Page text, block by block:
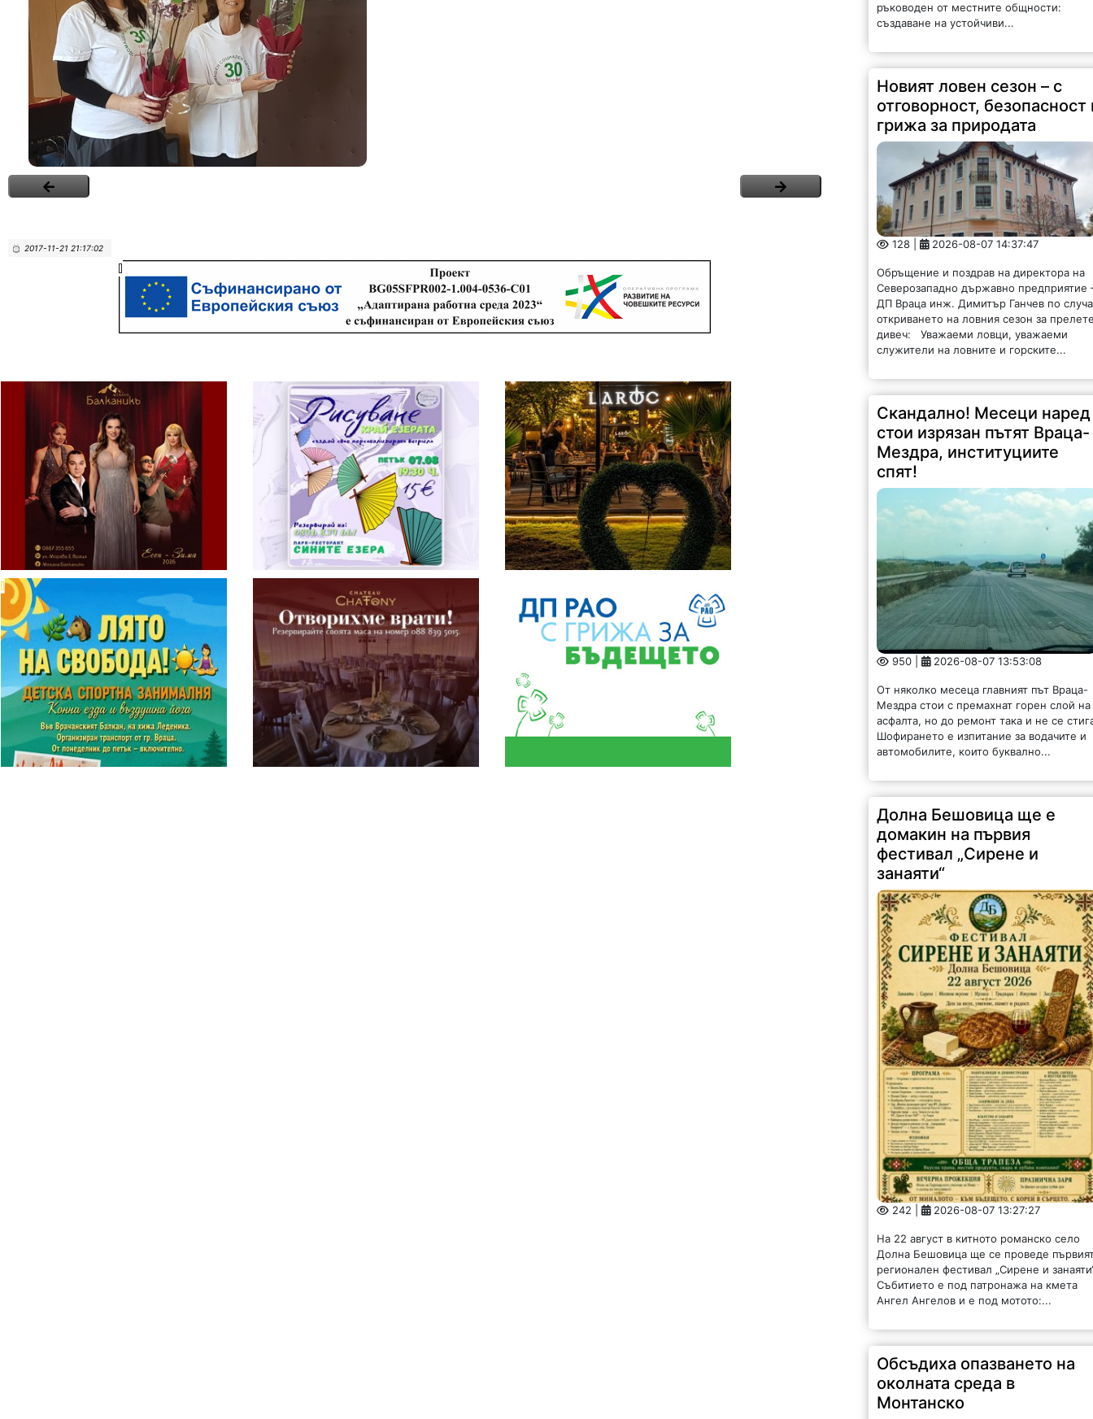
2017-11-21 21:17:02
ръководен от местните общности:
създаване на устойчиви...
Новият ловен сезон – с
отговорност, безопасност
грижа за природата
128 | 2026-08-07 14:37:47
Обръщение и поздрав на директора на
Северозападно държавно предприятие
ДП Враца инж. Димитър Ганчев по
откриването на ловния сезон за
дивеч: Уважаеми ловци, уважаеми
служители на ловните и горските...
Скандално! Месеци наред
стои изрязан пътят Враца-
Мездра, институциите
спят!
950 | 2026-08-07 13:53:08
От няколко месеца главният път Враца-
Мездра стои с премахнат горен слой на
асфалта, но до ремонт така и не се
Шофирането е изпитание за водачите и
автомобилите, които буквално...
Долна Бешовица ще е
домакин на първия
фестивал „Сирене и
занаяти“
242 | 2026-08-07 13:27:27
На 22 август в китното романско село
Долна Бешовица ще се проведе
регионален фестивал „Сирене и
Събитието е под патронажа на кмета
Ангел Ангелов и е под мотото:...
Обсъдиха опазването на
околната среда в
Монтанско